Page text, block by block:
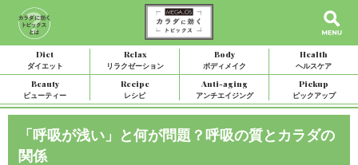
Diet
ダイエット
Relax
リラクゼーション
Body
ボディメイク
Health
ヘルスケア
Beauty
ビューティー
Recipe
レシピ
Anti-aging
アンチエイジング
Pickup
ピックアップ
「呼吸が浅い」と何が問題？呼吸の質とカラダの
関係